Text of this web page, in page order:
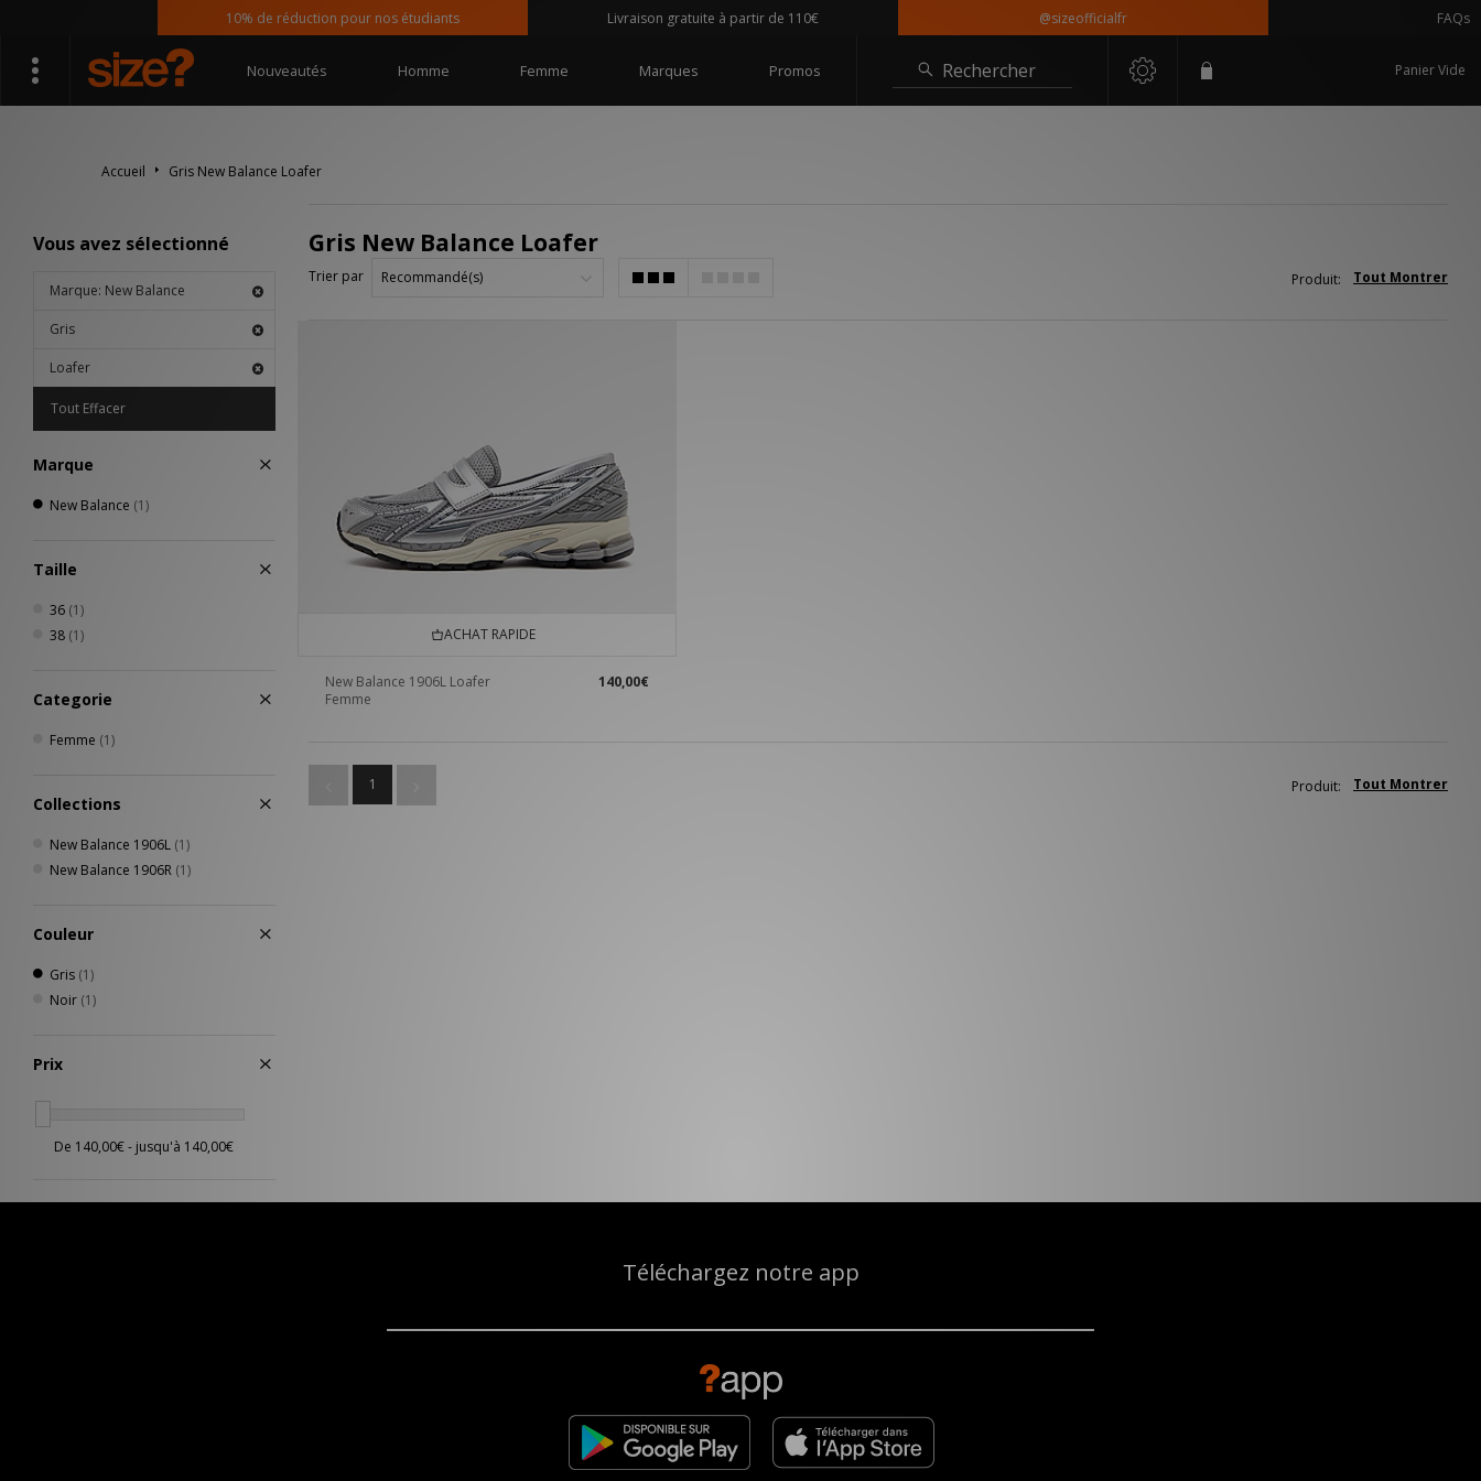
10% de réduction pour nos étudiants Livraison gratuite à partir de 110€ @sizeofficialfr FAQs
Nouveautés Homme Femme Marques Promos Rechercher Panier Vide
Accueil Gris New Balance Loafer
Vous avez sélectionné
Marque: New Balance
Gris
Loafer
Tout Effacer
Marque
New Balance (1)
Taille
36 (1)
38 (1)
Categorie
Femme (1)
Collections
New Balance 1906L (1)
New Balance 1906R (1)
Couleur
Gris (1)
Noir (1)
Prix
Gris New Balance Loafer
Trier par Tout Montrer
Produit:
ACHAT RAPIDE
New Balance 1906L Loafer
Femme
140,00€
1 Tout Montrer
Produit:
Téléchargez notre app